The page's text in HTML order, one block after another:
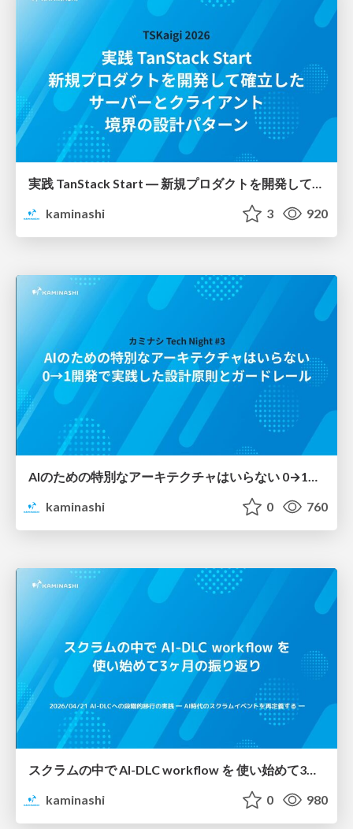
kaminashi
3 920
AIのための特別なアーキテクチャはいらない 0→1開発で実践した設計原則とガードレール
kaminashi
0 760
スクラムの中で AI-DLC workflow を 使い始めて3ヶ月の振り返り
kaminashi
0 980